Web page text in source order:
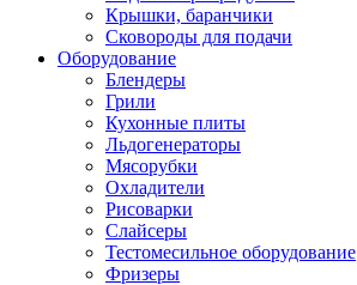
Крышки, баранчики
Сковороды для подачи
Оборудование
Блендеры
Грили
Кухонные плиты
Льдогенераторы
Мясорубки
Охладители
Рисоварки
Слайсеры
Тестомесильное оборудование
Фризеры